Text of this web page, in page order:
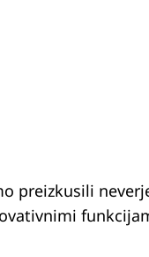
preizkusili